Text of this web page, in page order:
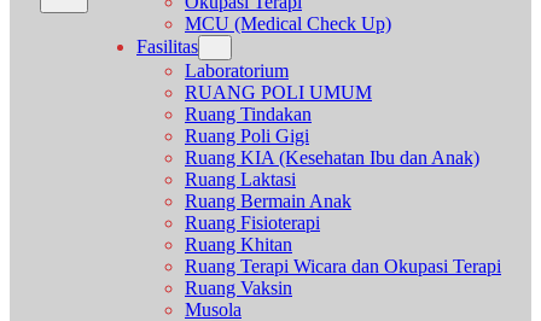
MCU (Medical Check Up)
Fasilitas
Laboratorium
RUANG POLI UMUM
Ruang Tindakan
Ruang Poli Gigi
Ruang KIA (Kesehatan Ibu dan Anak)
Ruang Laktasi
Ruang Bermain Anak
Ruang Fisioterapi
Ruang Khitan
Ruang Terapi Wicara dan Okupasi Terapi
Ruang Vaksin
Musola